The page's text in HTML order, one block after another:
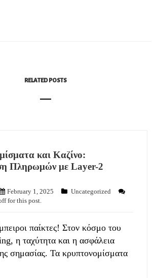
RELATED POSTS
και Καζίνο:
Πληρωμών με Layer-2
February 1, 2025
Uncategorized
for this post.
παίκτες! Στον κόσμο του
η ταχύτητα και η ασφάλεια
σημασίας. Τα κρυπτονομίσματα